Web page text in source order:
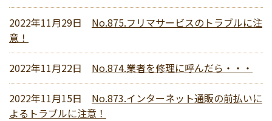
2022年11月29日
No.875.フリマサービスのトラブルに注
意！
2022年11月22日 No.874.業者を修理に呼んだら・・・
2022年11月15日
No.873.インターネット通販の前払いに
よるトラブルに注意！